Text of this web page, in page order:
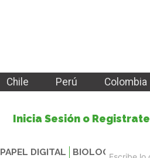
Chile Perú Colombia
Inicia Sesión o Registrate
PAPEL DIGITAL BIOLOGICALS